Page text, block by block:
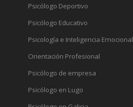
Psicólogo Deportivo
Psicólogo Educativo
Psicología e Inteligencia Emocional
Orientación Profesional
Psicólogo de empresa
Psicólogo en Lugo